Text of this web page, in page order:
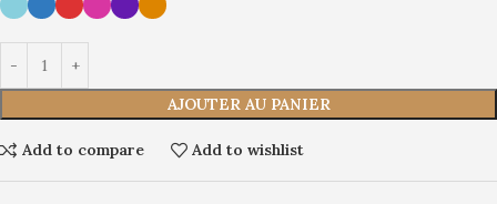
AJOUTER AU PANIER
Add to compare Add to wishlist